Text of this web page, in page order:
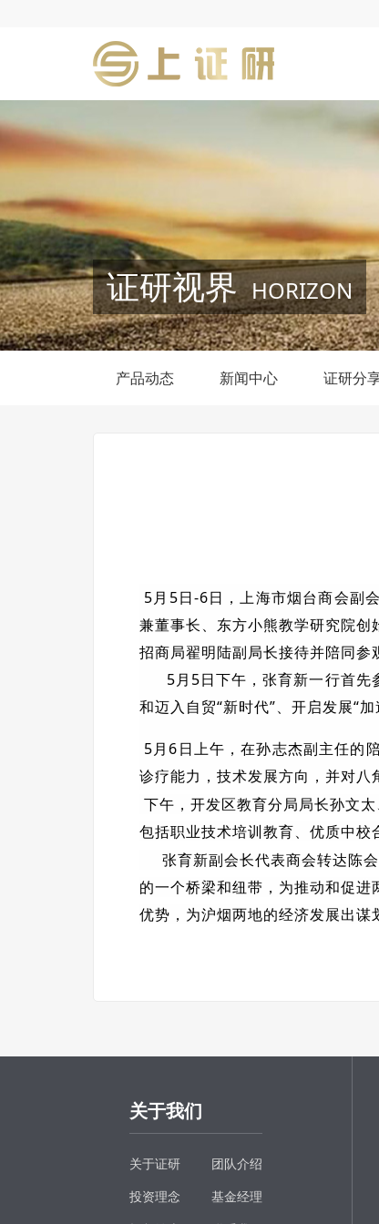
证研视界 HORIZON
产品动态 新闻中心 证研分
5月5日-6日，上海市烟台商会副
兼董事长、东方小熊教学研究院创
招商局翟明陆副局长接待并陪同参
5月5日下午，张育新一行首先
和迈入自贸“新时代”、开启发展“加
5月6日上午，在孙志杰副主任的
诊疗能力，技术发展方向，并对
下午，开发区教育分局局长孙文
包括职业技术培训教育、优质中
张育新副会长代表商会转达陈会
的一个桥梁和纽带，为推动和促
优势，为沪烟两地的经济发展出谋
关于我们
关于证研
团队介绍
投资理念
基金经理